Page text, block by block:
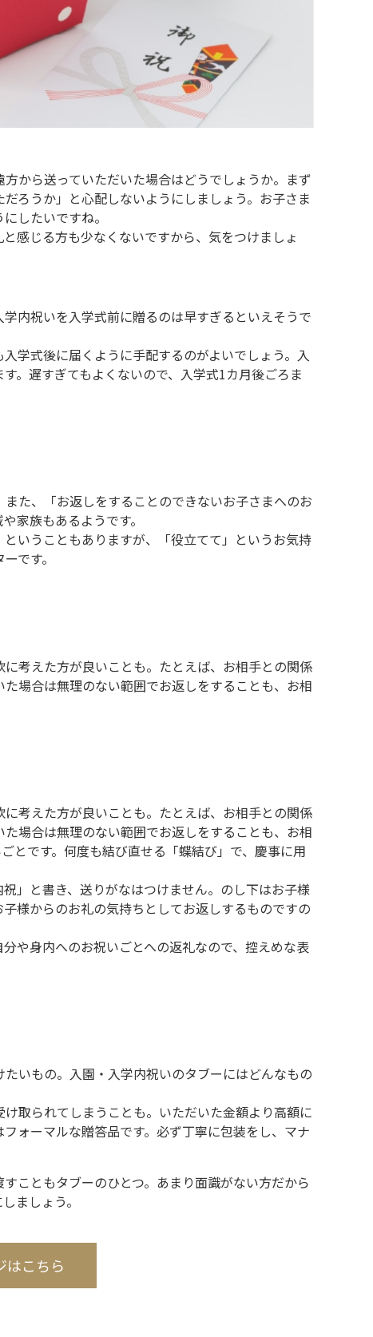
から送っていただいた場合はどうでしょうか。まず
ろうか」と心配しないようにしましょう。お子さま
したいですね。
感じる方も少なくないですから、気をつけましょ
内祝いを入学式前に贈るのは早すぎるといえそうで
学式後に届くように手配するのがよいでしょう。入
。遅すぎてもよくないので、入学式1カ月後ごろま
た、「お返しをすることのできないお子さまへのお
家族もあるようです。
いうこともありますが、「役立てて」というお気持
です。
考えた方が良いことも。たとえば、お相手との関係
場合は無理のない範囲でお返しをすることも、お相
考えた方が良いことも。たとえば、お相手との関係
場合は無理のない範囲でお返しをすることも、お相
とです。何度も結び直せる「蝶結び」で、慶事に用
」と書き、送りがなはつけません。のし下はお子様
様からのお礼の気持ちとしてお返しするものですの
や身内へのお祝いごとへの返礼なので、控えめな表
いもの。入園・入学内祝いのタブーにはどんなもの
取られてしまうことも。いただいた金額より高額に
ォーマルな贈答品です。必ず丁寧に包装をし、マナ
こともタブーのひとつ。あまり面識がない方だから
ましょう。
はこちら